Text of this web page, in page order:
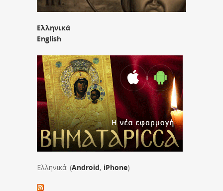
Ελληνικά
English
Ελληνικά: (Android, iPhone)